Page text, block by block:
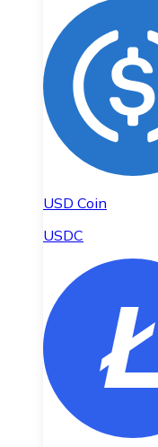
USD Coin
USDC